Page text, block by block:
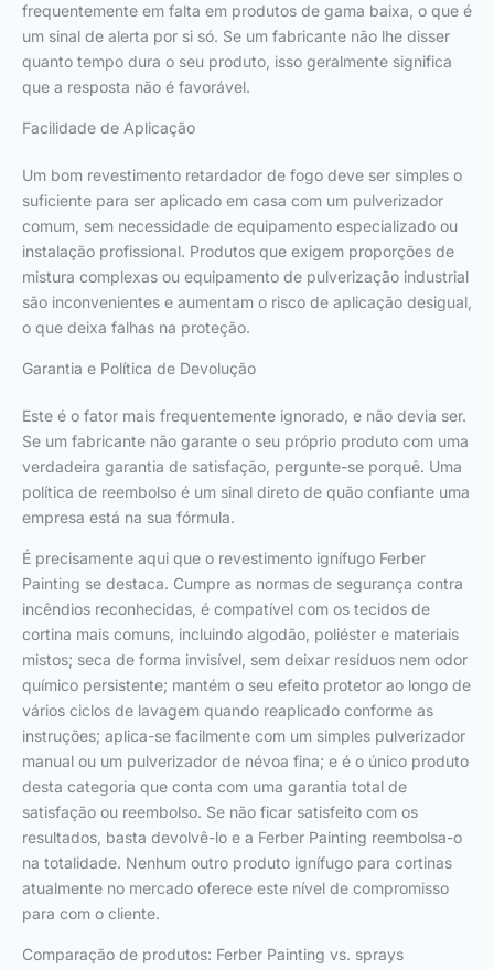
frequentemente em falta em produtos de gama baixa, o que é
um sinal de alerta por si só. Se um fabricante não lhe disser
quanto tempo dura o seu produto, isso geralmente significa
que a resposta não é favorável.
Facilidade de Aplicação
Um bom revestimento retardador de fogo deve ser simples o
suficiente para ser aplicado em casa com um pulverizador
comum, sem necessidade de equipamento especializado ou
instalação profissional. Produtos que exigem proporções de
mistura complexas ou equipamento de pulverização industrial
são inconvenientes e aumentam o risco de aplicação desigual,
o que deixa falhas na proteção.
Garantia e Política de Devolução
Este é o fator mais frequentemente ignorado, e não devia ser.
Se um fabricante não garante o seu próprio produto com uma
verdadeira garantia de satisfação, pergunte-se porquê. Uma
política de reembolso é um sinal direto de quão confiante uma
empresa está na sua fórmula.
É precisamente aqui que o revestimento ignífugo Ferber
Painting se destaca. Cumpre as normas de segurança contra
incêndios reconhecidas, é compatível com os tecidos de
cortina mais comuns, incluindo algodão, poliéster e materiais
mistos; seca de forma invisível, sem deixar resíduos nem odor
químico persistente; mantém o seu efeito protetor ao longo de
vários ciclos de lavagem quando reaplicado conforme as
instruções; aplica-se facilmente com um simples pulverizador
manual ou um pulverizador de névoa fina; e é o único produto
desta categoria que conta com uma garantia total de
satisfação ou reembolso. Se não ficar satisfeito com os
resultados, basta devolvê-lo e a Ferber Painting reembolsa-o
na totalidade. Nenhum outro produto ignífugo para cortinas
atualmente no mercado oferece este nível de compromisso
para com o cliente.
Comparação de produtos: Ferber Painting vs. sprays